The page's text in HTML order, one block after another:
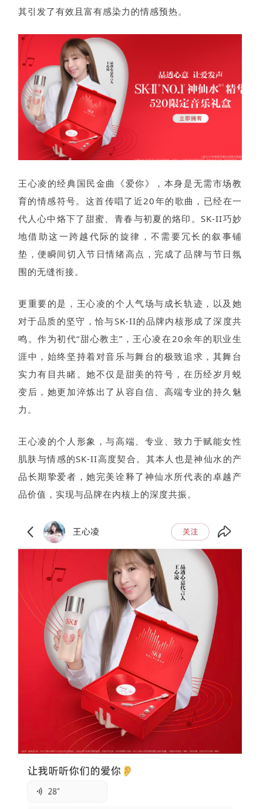
其引发了有效且富有感染力的情感预热。
王心凌的经典国民金曲《爱你》，本身是无需市场教
育的情感符号。这首传唱了近20年的歌曲，已经在一
代人心中烙下了甜蜜、青春与初夏的烙印。SK-II巧妙
地借助这一跨越代际的旋律，不需要冗长的叙事铺
垫，便瞬间切入节日情绪高点，完成了品牌与节日氛
围的无缝衔接。
更重要的是，王心凌的个人气场与成长轨迹，以及她
对于品质的坚守，恰与SK-II的品牌内核形成了深度共
鸣。作为初代“甜心教主”，王心凌在20余年的职业生
涯中，始终坚持着对音乐与舞台的极致追求，其舞台
实力有目共睹。她不仅是甜美的符号，在历经岁月蜕
变后，她更加淬炼出了从容自信、高端专业的持久魅
力。
王心凌的个人形象，与高端、专业、致力于赋能女性
肌肤与情感的SK-II高度契合。其本人也是神仙水的产
品长期挚爱者，她完美诠释了神仙水所代表的卓越产
品价值，实现与品牌在内核上的深度共振。